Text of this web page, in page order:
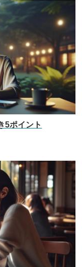
5ポイント